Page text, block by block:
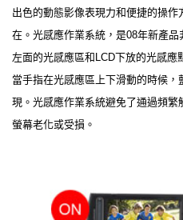
出色的動態影像表現力和便捷的操
在。光感應作業系統，是08年新產
左面的光感應區和LCD下放的光感應
當手指在光感應區上下滑動的時候
現。光感應作業系統避免了通過頻
螢幕老化或受損。